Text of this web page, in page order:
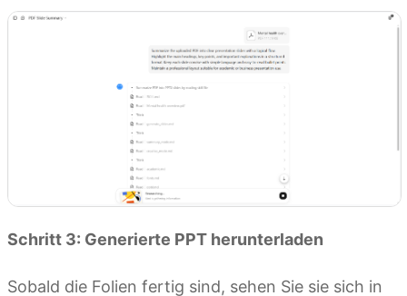
Schritt 3: Generierte PPT herunterladen
Sobald die Folien fertig sind, sehen Sie sie sich in